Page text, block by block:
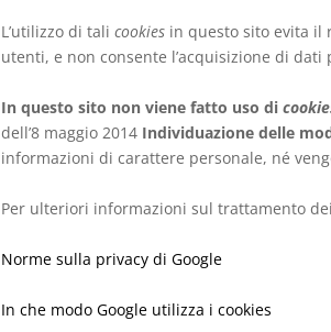
L’utilizzo di talicookies in questo sito evita il
utenti, e non consente l’acquisizione di
In questo sito non viene fatto uso di
dell’8 maggio 2014 Individuazione delle
informazioni di carattere personale, né
Per ulteriori informazioni sul trattamento
Norme sulla privacy di Google
In che modo Google utilizza i cookies